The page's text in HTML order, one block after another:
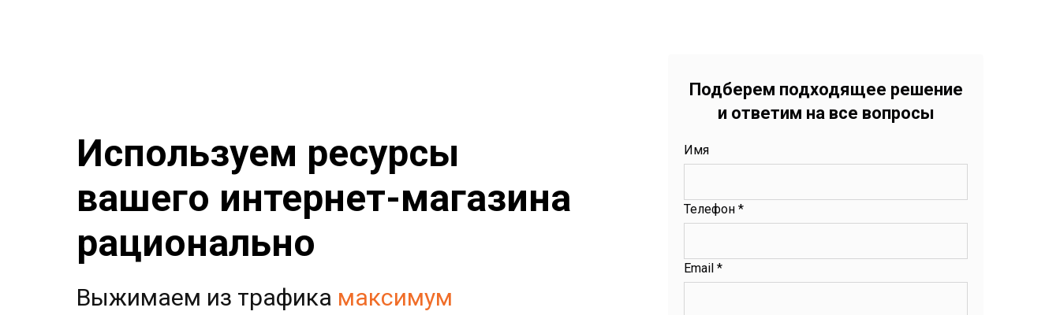
Используем ресурсы
вашего интернет-магазина
рационально
Выжимаем из трафика максимум
Подберем подходящее решение
и ответим на все вопросы
Имя
Телефон *
Email *